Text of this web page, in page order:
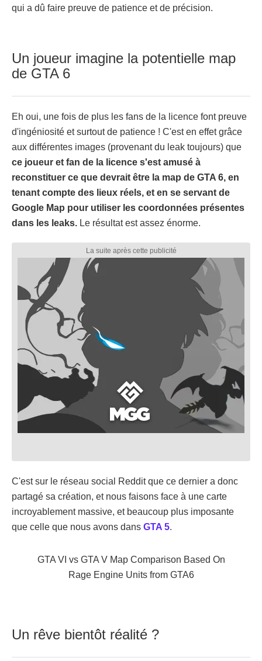
qui a dû faire preuve de patience et de précision.
Un joueur imagine la potentielle map
de GTA 6
Eh oui, une fois de plus les fans de la licence font preuve
d'ingéniosité et surtout de patience ! C'est en effet grâce
aux différentes images (provenant du leak toujours) que
ce joueur et fan de la licence s'est amusé à
reconstituer ce que devrait être la map de GTA 6, en
tenant compte des lieux réels, et en se servant de
Google Map pour utiliser les coordonnées présentes
dans les leaks. Le résultat est assez énorme.
C'est sur le réseau social Reddit que ce dernier a donc
partagé sa création, et nous faisons face à une carte
incroyablement massive, et beaucoup plus imposante
que celle que nous avons dans GTA 5.
GTA VI vs GTA V Map Comparison Based On
Rage Engine Unitsfrom GTA6
Un rêve bientôt réalité ?